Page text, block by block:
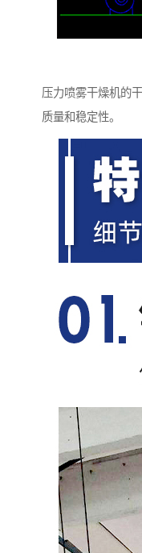
压力喷雾干燥机的
质量和稳定性。